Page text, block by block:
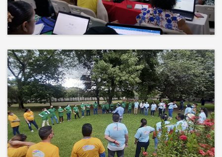
Más que un auditorio, el corazón
de tu evento